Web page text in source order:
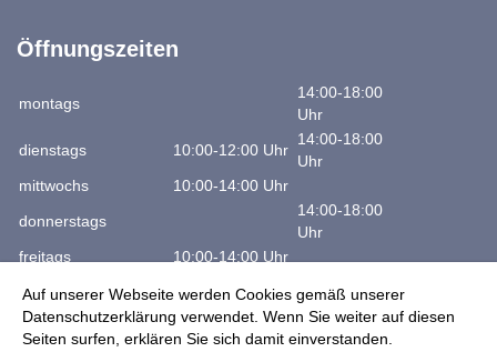
Auf unserer Webseite werden Cookies gemäß unserer
Datenschutzerklärung verwendet. Wenn Sie weiter auf diesen
Seiten surfen, erklären Sie sich damit einverstanden.
Öffnungszeiten
montags
14:00-18:00
Uhr
dienstags 10:00-12:00 Uhr
14:00-18:00
Uhr
mittwochs
10:00-14:00 Uhr
donnerstags
14:00-18:00
Uhr
freitags
10:00-14:00 Uhr
Telefon: +49 (511) 8205-4000